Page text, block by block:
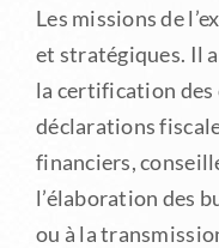
Les missions de
et stratégiques. Il
la certification des
déclarations
financiers,
l’élaboration des
ou à la